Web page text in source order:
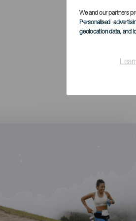
We and our partners
Personalised
geolocation data, and